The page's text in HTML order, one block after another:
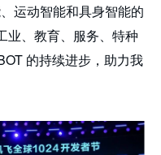
运动智能和具身智能的
业、教育、服务、特种
的持续进步，助力我